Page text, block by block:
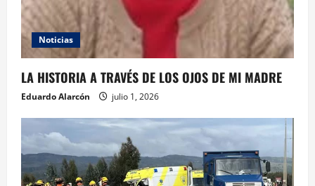
Noticias
LA HISTORIA A TRAVÉS DE LOS OJOS DE MI MADRE
Eduardo Alarcón julio 1, 2026